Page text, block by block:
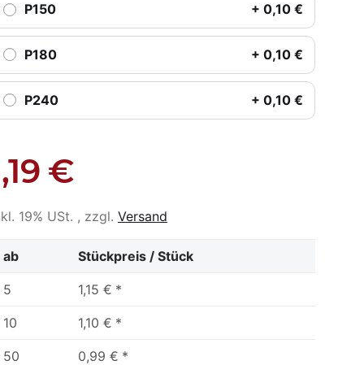
P150 + 0,10 €
P180 + 0,10 €
P240 + 0,10 €
€
19% USt. , zzgl. Versand
ab Stückpreis / Stück
5 1,15 € *
10 1,10 € *
50 0,99 € *